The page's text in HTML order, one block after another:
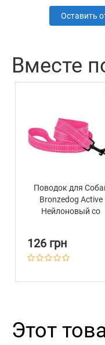
Оставить
Вместе
Поводок для
Bronzedog Active
Нейлоновый со
126 грн
Этот